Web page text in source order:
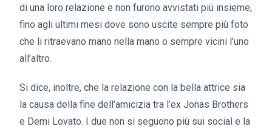
di una loro relazione e non furono avvistati più insieme,
fino agli ultimi mesi dove sono uscite sempre più foto
che li ritraevano mano nella mano o sempre vicini l’uno
all’altro.
Si dice, inoltre, che la relazione con la bella attrice sia
la causa della fine dell’amicizia tra l’ex Jonas Brothers
e Demi Lovato. I due non si seguono più sui social e la